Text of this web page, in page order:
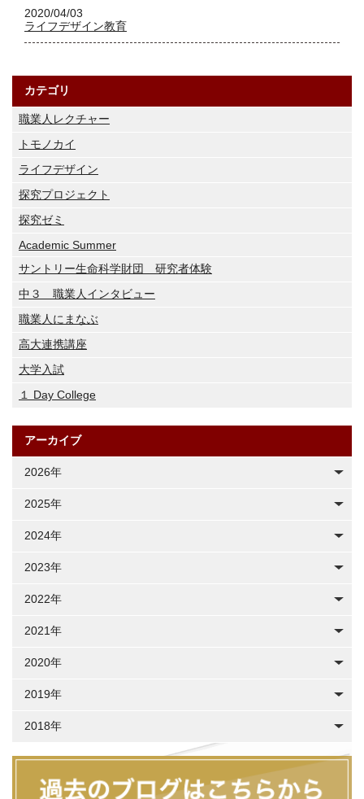
2020/04/03
ライフデザイン教育
カテゴリ
職業人レクチャー
トモノカイ
ライフデザイン
探究プロジェクト
探究ゼミ
Academic Summer
サントリー生命科学財団 研究者体験
中３ 職業人インタビュー
職業人にまなぶ
高大連携講座
大学入試
１ Day College
アーカイブ
2026年
2025年
2024年
2023年
2022年
2021年
2020年
2019年
2018年